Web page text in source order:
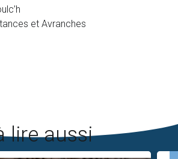
et Avranches
lire aussi